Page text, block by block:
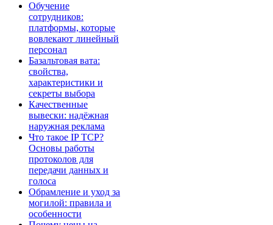
Обучение
сотрудников:
платформы, которые
вовлекают линейный
персонал
Базальтовая вата:
свойства,
характеристики и
секреты выбора
Качественные
вывески: надёжная
наружная реклама
Что такое IP TCP?
Основы работы
протоколов для
передачи данных и
голоса
Обрамление и уход за
могилой: правила и
особенности